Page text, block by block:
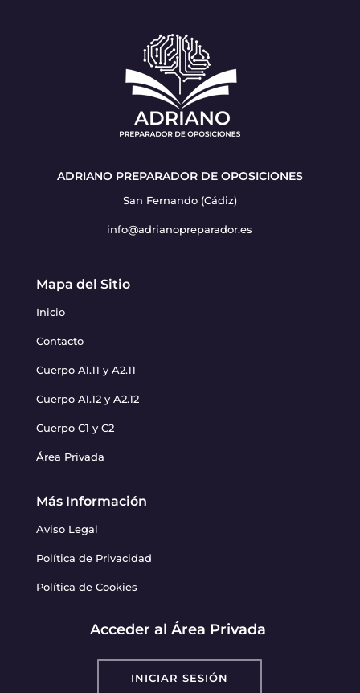
ADRIANO PREPARADOR DE OPOSICIONES
San Fernando (Cádiz)
info@adrianopreparador.es
Mapa del Sitio
Inicio
Contacto
Cuerpo A1.11 y A2.11
Cuerpo A1.12 y A2.12
Cuerpo C1 y C2
Área Privada
Más Información
Aviso Legal
Política de Privacidad
Política de Cookies
Acceder al Área Privada
INICIAR SESIÓN